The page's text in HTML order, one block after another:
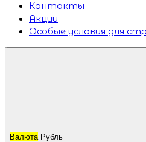
Контакты
Акции
Особые условия для
Валюта Рубль